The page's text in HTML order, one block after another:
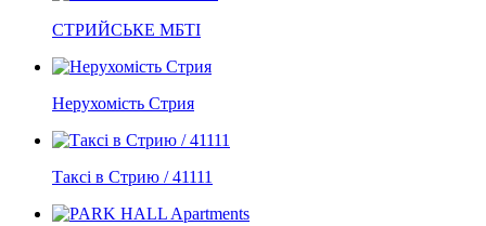
СТРИЙСЬКЕ МБТІ
Нерухомість Стрия
Таксі в Стрию / 41111